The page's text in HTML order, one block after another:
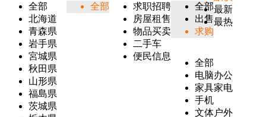
全部
北海道
青森県
岩手県
宮城県
秋田県
山形県
福島県
茨城県
全部
求职招聘
房屋租售
物品买卖
二手车
便民信息
全部
出售
求购
全部
电脑办公
家具家电
手机
文体户外
最新
最热